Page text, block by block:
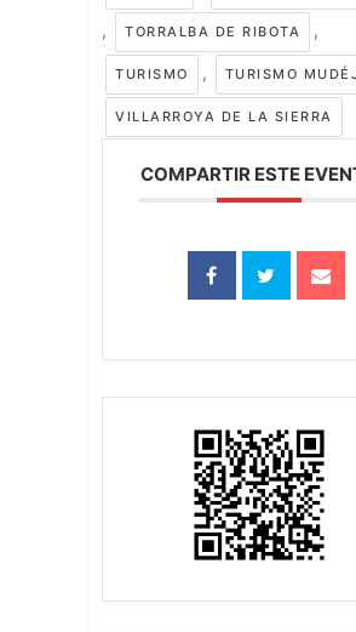
, TORRALBA DE RIBOTA ,
TURISMO , TURISMO
VILLARROYA DE LA SIERRA
COMPARTIR ESTE